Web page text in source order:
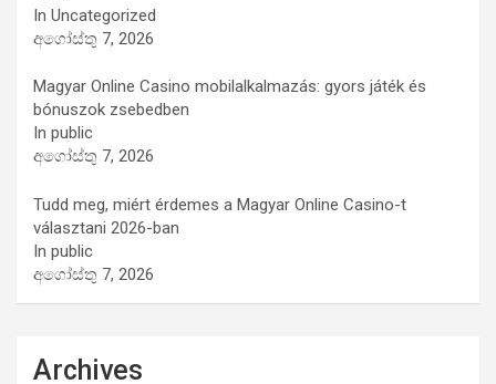
In Uncategorized
අගෝස්තු 7, 2026
Magyar Online Casino mobilalkalmazás: gyors játék és
bónuszok zsebedben
In public
අගෝස්තු 7, 2026
Tudd meg, miért érdemes a Magyar Online Casino-t
választani 2026-ban
In public
අගෝස්තු 7, 2026
Archives